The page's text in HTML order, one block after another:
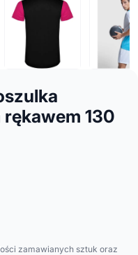
130
zamawianych sztuk oraz